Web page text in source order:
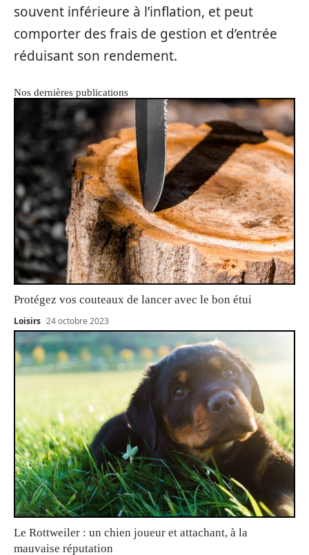
souvent inférieure à l’inflation, et peut
comporter des frais de gestion et d’entrée
réduisant son rendement.
Nos dernières publications
Protégez vos couteaux de lancer avec le bon étui
Loisirs 24 octobre 2023
Le Rottweiler : un chien joueur et attachant, à la
mauvaise réputation